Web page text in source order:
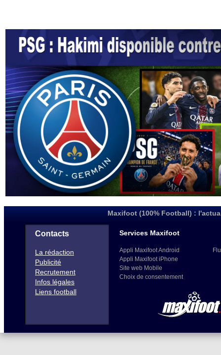
Maxifoot (100% Football) :
Contacts
La rédaction
Publicité
Recrutement
Infos légales
Liens football
Services Maxifoot
Appli Maxifoot Android
Appli Maxifoot iPhone
Site web Mobile
Choix de consentement